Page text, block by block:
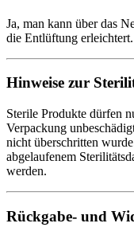
Ja, man kann über das
die Entlüftung erleichtert.
Hinweise zur
Sterile Produkte dürfen
Verpackung
nicht überschritten
abgelaufenem
werden.
Rückgabe- und